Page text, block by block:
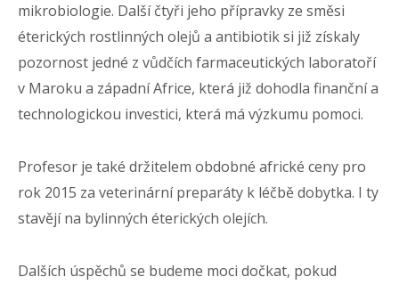
mikrobiologie. Další čtyři jeho přípravky ze směsi
éterických rostlinných olejů a antibiotik si již získaly
pozornost jedné z vůdčích farmaceutických laboratoří
v Maroku a západní Africe, která již dohodla finanční a
technologickou investici, která má výzkumu pomoci.
Profesor je také držitelem obdobné africké ceny pro
rok 2015 za veterinární preparáty k léčbě dobytka. I ty
stavějí na bylinných éterických olejích.
Dalších úspěchů se budeme moci dočkat, pokud